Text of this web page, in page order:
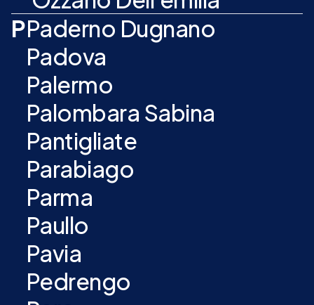
PPaderno Dugnano
Padova
Palermo
Palombara Sabina
Pantigliate
Parabiago
Parma
Paullo
Pavia
Pedrengo